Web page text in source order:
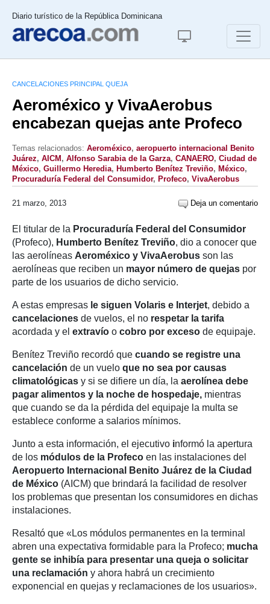
Diario turístico de la República Dominicana
CANCELACIONES PRINCIPAL QUEJA
Aeroméxico y VivaAerobus
encabezan quejas ante Profeco
Temas relacionados: Aeroméxico, aeropuerto internacional Benito
Juárez, AICM , Alfonso Sarabia de la Garza, CANAERO, Ciudad de
México, Guillermo Heredia, Humberto Benítez Treviño, México,
Procuraduría Federal del Consumidor, Profeco, VivaAerobus
21 marzo, 2013 Deja un comentario
El titular de la Procuraduría Federal del Consumidor
(Profeco), Humberto Benítez Treviño, dio a conocer que
las aerolíneas Aeroméxico y VivaAerobus son las
aerolíneas que reciben un mayor número de quejas por
parte de los usuarios de dicho servicio.
A estas empresas le siguen Volaris e Interjet, debido a
cancelaciones de vuelos, el no respetar la tarifa
acordada y el extravío o cobro por exceso de equipaje.
Benítez Treviño recordó que cuando se registre una
cancelación de un vuelo que no sea por causas
climatológicas y si se difiere un día, la aerolínea debe
pagar alimentos y la noche de hospedaje, mientras
que cuando se da la pérdida del equipaje la multa se
establece conforme a salarios mínimos.
Junto a esta información, el ejecutivo informó la apertura
de los módulos de la Profeco en las instalaciones del
Aeropuerto Internacional Benito Juárez de la Ciudad
de México (AICM) que brindará la facilidad de resolver
los problemas que presentan los consumidores en dichas
instalaciones.
Resaltó que «Los módulos permanentes en la terminal
abren una expectativa formidable para la Profeco; mucha
gente se inhibía para presentar una queja o solicitar
una reclamación y ahora habrá un crecimiento
exponencial en quejas y reclamaciones de los usuarios».